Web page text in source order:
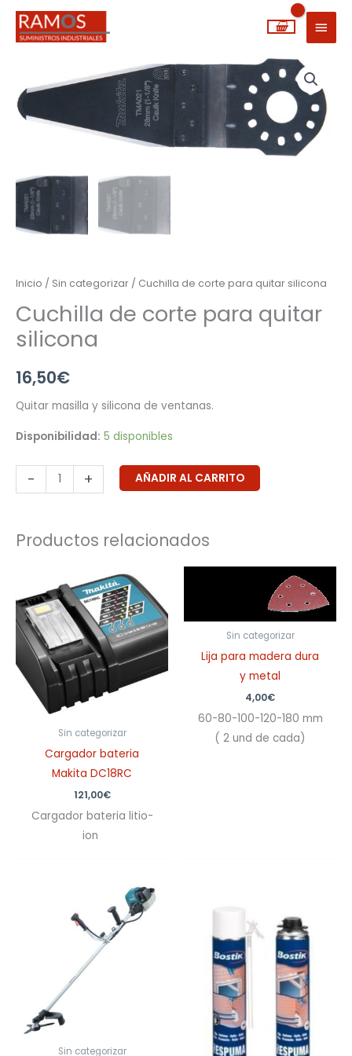
MENÚ
Inicio / Sin categorizar / Cuchilla de corte para quitar silicona
Cuchilla de corte para quitar
silicona
16,50€
Quitar masilla y silicona de ventanas.
Disponibilidad: 5 disponibles
-
corte
para
cantidad
+ AÑADIR AL CARRITO
Productos relacionados
Sin categorizar
Cargador bateria
Makita DC18RC
121,00€
Cargador bateria litio-
ion
Sin categorizar
Lija para madera dura
y metal
4,00€
60-80-100-120-180 mm
( 2 und de cada)
Sin categorizar